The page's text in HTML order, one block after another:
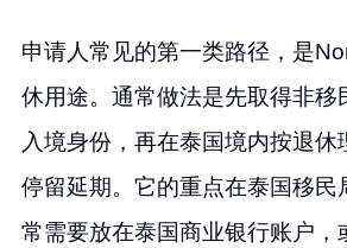
申请人常见的第一类路径，是
休用途。通常做法是先取得非移
入境身份，再在泰国境内按退休
停留延期。它的重点在泰国移民
常需要放在泰国商业银行账户，